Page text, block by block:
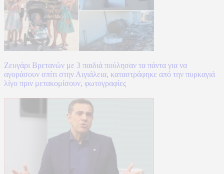
Ζευγάρι Βρετανών με 3 παιδιά πούλησαν τα πάντα για να
αγοράσουν σπίτι στην Αιγιάλεια, καταστράφηκε από την πυρκαγιά
λίγο πριν μετακομίσουν, φωτογραφίες